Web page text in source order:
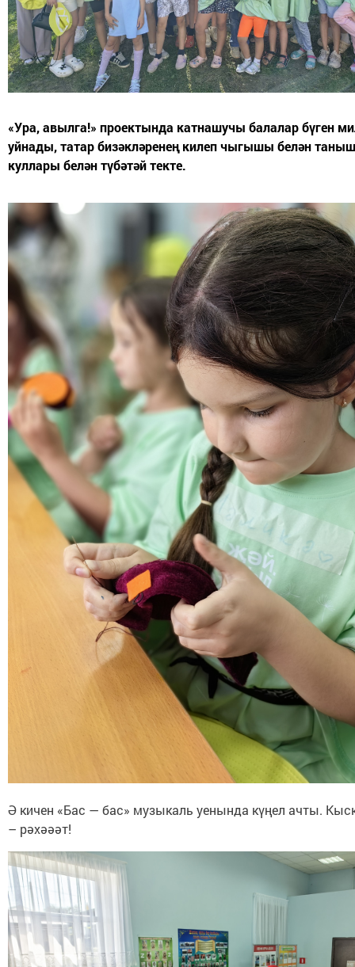
«Ура, авылга!» проектында катнашучы балалар бүген
уйнады, татар бизәкләренең килеп чыгышы белән
куллары белән түбәтәй текте.
Ә кичен «Бас — бас» музыкаль уенында күңел ачты.
– рәхәәәт!